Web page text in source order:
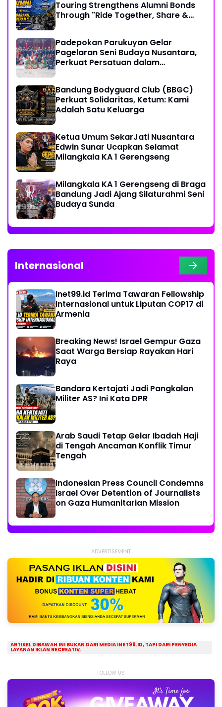
Touring Strengthens Alumni Bonds
Through "Ride Together, Share &
Padepokan Parukuyan Gelar
Pagelaran Seni Budaya Nusantara,
Perkuat Persatuan dalam
Bandung Bodyguard Club (BBGC)
Perkuat Solidaritas, Ketum: Kami
Adalah Satu Keluarga
Ketua Umum SekarJati Nusantara
Edwin Sunar Ucapkan Selamat
Milangkala KA 1 Gerengseng
Milangkala KA 1 Gerengseng di Braga
Bandung Jadi Ajang Silaturahmi Seni
Budaya Sunda
Internasional
Inet99.id Terima Tawaran Fellowship
Internasional untuk Liputan COP17 di
Armenia
Breaking News! Israel Gempur Gaza
Saat Warga Bersiap Rayakan Hari
Raya
Bandara Kertajati Jadi Pangkalan
Militer AS? Ini Kata DPR
Arab Saudi Tetap Gelar Ibadah Haji
di Tengah Ancaman Konflik Timur
Tengah
Indonesian Press Council Condemns
Israel Over Detention of Journalists
on Gaza Humanitarian Mission
ADVERTISEMENT
ARTIKEL DIBAWAH INI BUKAN DARI MEDIA INET99.ID, TAPI DARI PENYEDIA
LAYANAN IKLAN RECREATIV.
FOLLOW US